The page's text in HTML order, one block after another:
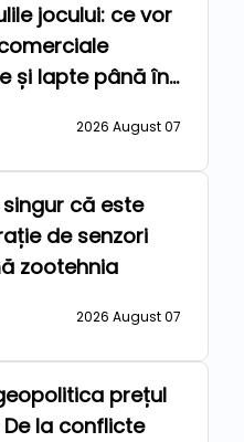
jocului: ce vor
și lapte până în
2026 August 07
că este
de senzori
zootehnia
2026 August 07
prețul
la conflicte